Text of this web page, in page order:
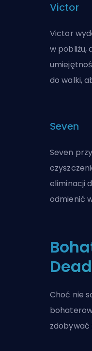
Victor
Victor
w pobliżu,
do walki,
Seven
Seven
eliminacji
odmienić
Choć nie
zdobywać